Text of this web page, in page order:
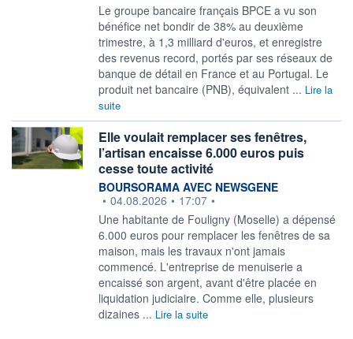
Le groupe bancaire français BPCE a vu son
bénéfice net bondir de 38% au deuxième
trimestre, à 1,3 milliard d'euros, et enregistre
des revenus record, portés par ses réseaux de
banque de détail en France et au Portugal. Le
produit net bancaire (PNB), équivalent ... Lire la
suite
Elle voulait remplacer ses fenêtres,
l’artisan encaisse 6.000 euros puis
cesse toute activité
information fournie par
BOURSORAMA AVEC NEWSGENE
• 04.08.2026 • 17:07 •
Une habitante de Fouligny (Moselle) a dépensé
6.000 euros pour remplacer les fenêtres de sa
maison, mais les travaux n'ont jamais
commencé. L'entreprise de menuiserie a
encaissé son argent, avant d'être placée en
liquidation judiciaire. Comme elle, plusieurs
dizaines ... Lire la suite